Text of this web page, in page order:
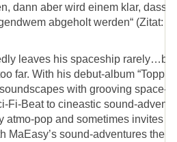
dann aber wird einem klar, dass
abgeholt werden“ (Zitat:
leaves his spaceship
far. With his debut-album “Topp
with grooving space-
Fi-Beat to cineastic sound-
atmo-pop and sometimes invites
MaEasy’s sound-adventures the